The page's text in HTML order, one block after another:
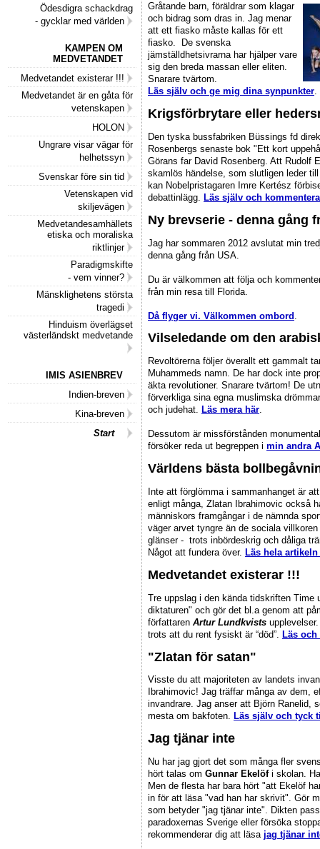
Ödesdigra schackdrag
- gycklar med världen
KAMPEN OM
MEDVETANDET
Medvetandet existerar !!!
Medvetandet är en gåta för
vetenskapen
HOLON
Ungrare visar vägar för
helhetssyn
Svenskar före sin tid
Vetenskapen vid
skiljevägen
Medvetandesamhällets
etiska och moraliska
riktlinjer
Paradigmskifte
- vem vinner?
Mänsklighetens största
tragedi
Hinduism överlägset
västerländskt medvetande
IMIS ASIENBREV
Indien-breven
Kina-breven
Start
Gråtande barn, föräldrar som klagar
och bidrag som dras in. Jag menar
att ett fiasko måste kallas för ett
fiasko. De svenska
jämställdhetsivrarna har hjälper vare
sig den breda massan eller eliten.
Snarare tvärtom.
Läs själv och ge mig dina synpunkter.
Krigsförbrytare eller
Den tyska bussfabriken Büssings fd
Rosenbergs senaste bok "Ett kort
Görans far David Rosenberg. Att Rudolf
skamlös händelse, som slutligen leder
kan Nobelpristagaren Imre Kertész
debattinlägg.
Läs själv och kommentera
Ny brevserie - denna gång
Jag har sommaren 2012 avslutat min
denna gång från USA.
Du är välkommen att följa och
från min resa till Florida.
Då flyger vi. Välkommen ombord
Vilseledande om den
Revoltörerna följer överallt ett gammalt
Muhammeds namn. De har dock inte
äkta revolutioner. Snarare tvärtom! De
förverkliga sina egna muslimska
och judehat. Läs mera här.
Dessutom är missförstånden
försöker reda ut begreppen i min andra
Världens bästa
Inte att förglömma i sammanhanget är
enligt många, Zlatan Ibrahimovic också
människors framgångar i de nämnda
väger arvet tyngre än de sociala
glänser - trots inbördeskrig och dåliga
Något att fundera över. Läs hela artikeln
Medvetandet existerar !!!
Tre uppslag i den kända tidskriften Time
diktaturen" och gör det bl.a genom att
författaren Artur Lundkvists
trots att du rent fysiskt är “död”.
Läs
"Zlatan för satan"
Visste du att majoriteten av landets
Ibrahimovic! Jag träffar många av dem,
invandrare. Jag anser att Björn Ranelid,
mesta om bakfoten. Läs själv och tyck
Jag tjänar inte
Nu har jag gjort det som många fler
hört talas om Gunnar Ekelöfi skolan.
Men de flesta har bara hört "att Ekelöf
in för att läsa "vad han har skrivit". Gör
som betyder "jag tjänar inte". Dikten
paradoxernas Sverige eller försöka
rekommenderar dig att läsa jag tjänar